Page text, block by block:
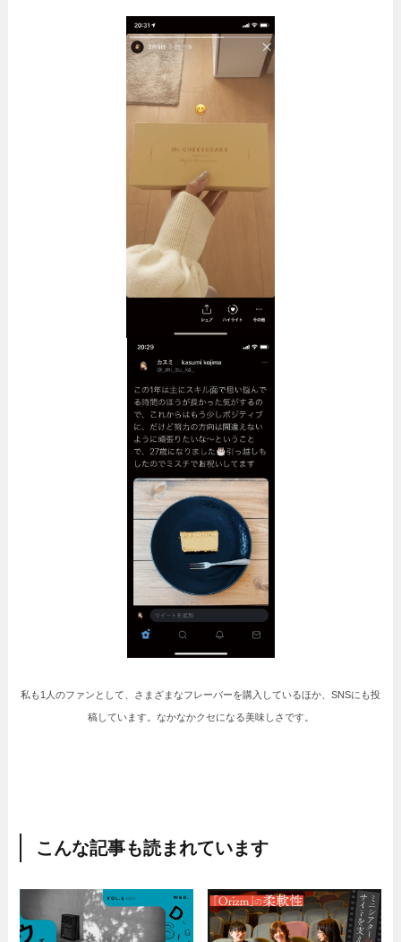
私も1人のファンとして、さまざまなフレーバーを購入しているほか、SNSにも投
稿しています。なかなかクセになる美味しさです。
こんな記事も読まれています